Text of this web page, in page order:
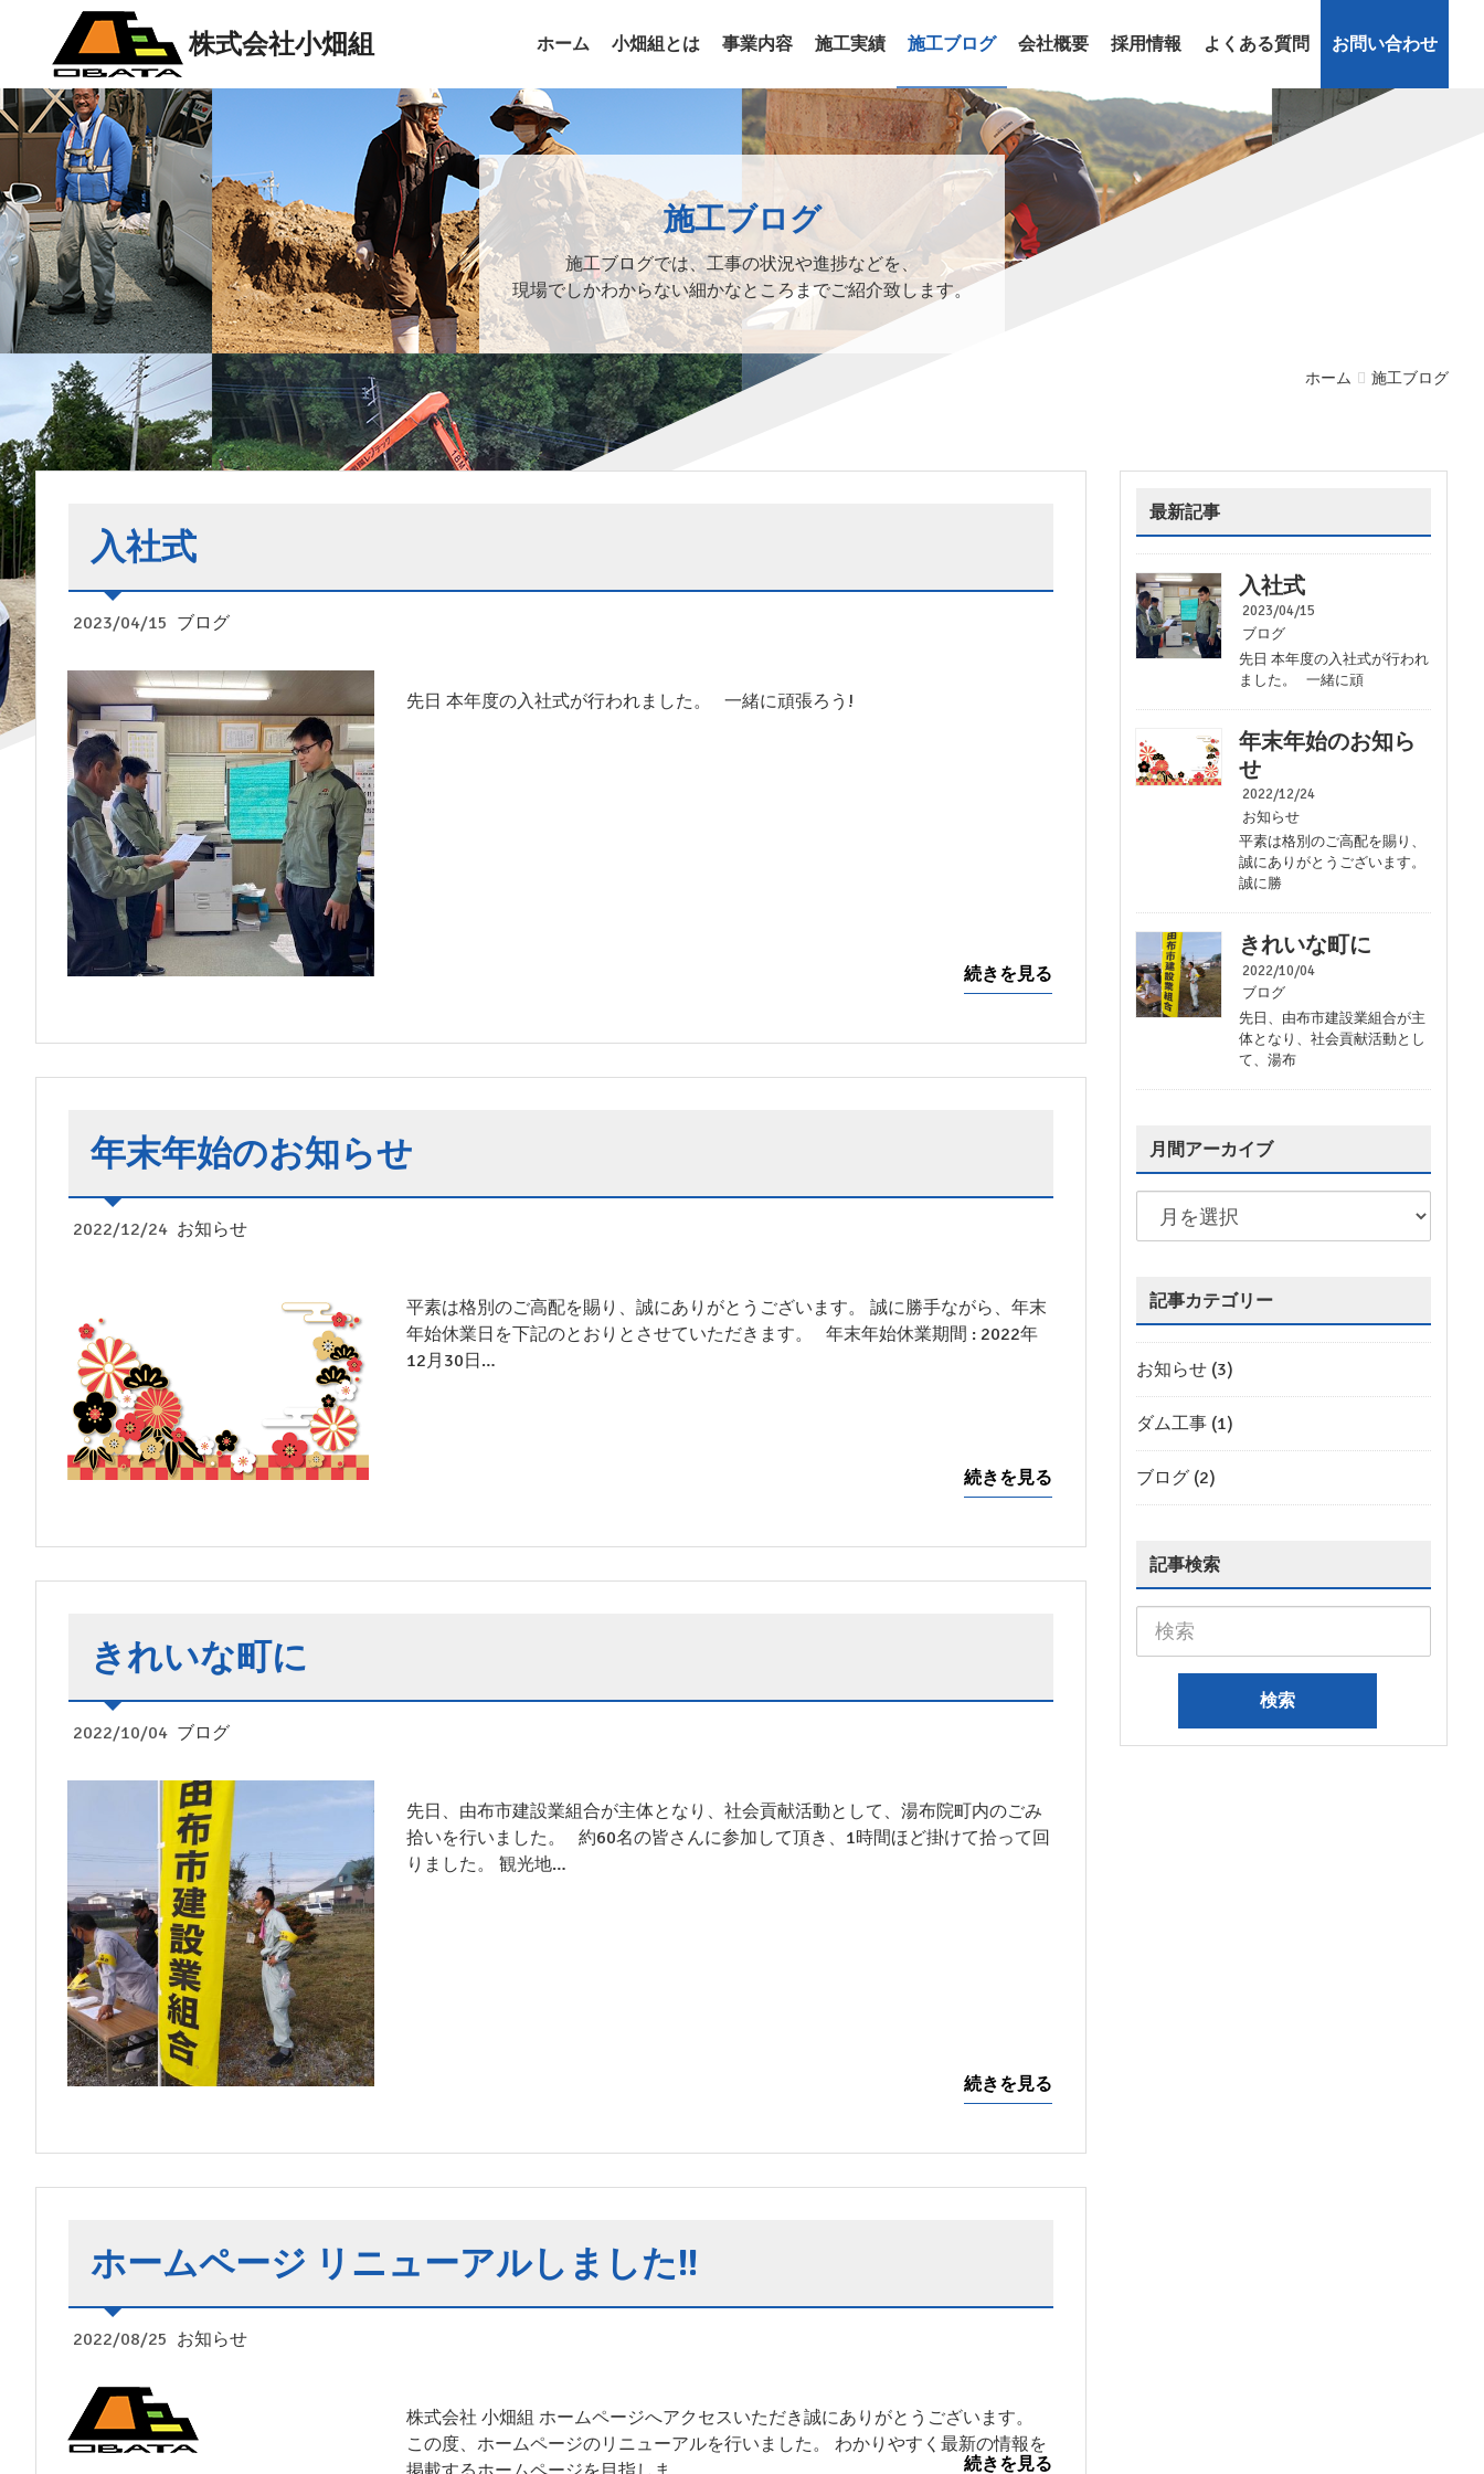
株式会社小畑組 ホーム 小畑組とは 事業内容 施工実績 施工ブログ 会社概要 採用情報 よくある質問 お問い合わせ
施工ブログ
施工ブログでは、工事の状況や進捗などを、
現場でしかわからない細かなところまでご紹介致します。
ホーム 施工ブログ
入社式
2023/04/15 ブログ
先日 本年度の入社式が行われました。 一緒に頑張ろう!
続きを見る
年末年始のお知らせ
2022/12/24 お知らせ
平素は格別のご高配を賜り、誠にありがとうございます。 誠に勝手ながら、年末
年始休業日を下記のとおりとさせていただきます。 年末年始休業期間 : 2022年
12月30日…
続きを見る
きれいな町に
2022/10/04 ブログ
先日、由布市建設業組合が主体となり、社会貢献活動として、湯布院町内のごみ
拾いを行いました。 約60名の皆さんに参加して頂き、1時間ほど掛けて拾って回
りました。 観光地…
続きを見る
ホームページ リニューアルしました!!
2022/08/25 お知らせ
株式会社 小畑組 ホームページへアクセスいただき誠にありがとうございます。
この度、ホームページのリニューアルを行いました。 わかりやすく最新の情報を
続きを見る
最新記事
入社式
2023/04/15
ブログ
先日 本年度の入社式が行われ
ました。 一緒に頑
年末年始のお知ら
せ
2022/12/24
お知らせ
平素は格別のご高配を賜り、
誠にありがとうございます。
誠に勝
きれいな町に
2022/10/04
ブログ
先日、由布市建設業組合が主
体となり、社会貢献活動とし
て、湯布
月間アーカイブ
記事カテゴリー
お知らせ (3)
ダム工事 (1)
ブログ (2)
記事検索